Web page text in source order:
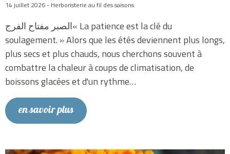
14 juillet 2026 - Herboristerie au fil des saisons
الصبر مفتاح الفرج« La patience est la clé du
soulagement. » Alors que les étés deviennent plus longs,
plus secs et plus chauds, nous cherchons souvent à
combattre la chaleur à coups de climatisation, de
boissons glacées et d'un rythme…
en savoir plus